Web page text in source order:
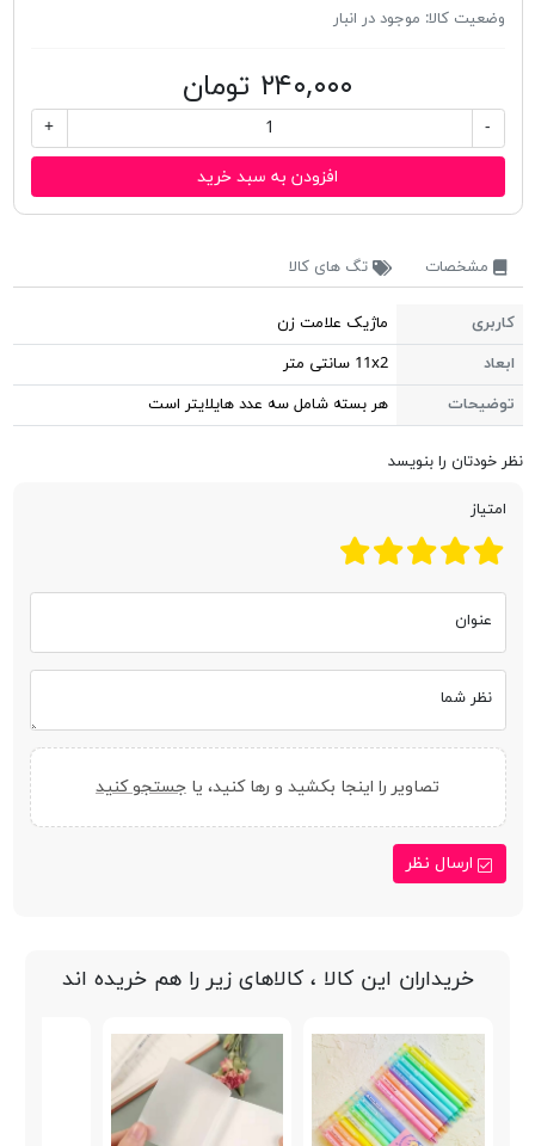
وضعیت کالا: موجود در انبار
۲۴۰,۰۰۰ تومان
-
+
افزودن به سبد خرید
مشخصات تگ های کالا
کاربری
ماژیک علامت زن
ابعاد
11x2 سانتی متر
توضیحات
هر بسته شامل سه عدد هایلایتر است
نظر خودتان را بنویسد
امتیاز
عنوان
نظر شما
تصاویر را اینجا بکشید و رها کنید، یا جستجو کنید
ارسال نظر
خریداران این کالا ، کالاهای زیر را هم خریده اند